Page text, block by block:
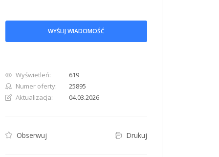
WYŚLIJ WIADOMOŚĆ
Wyświetleń:
619
Numer oferty:
25895
Aktualizacja:
04.03.2026
Obserwuj Drukuj